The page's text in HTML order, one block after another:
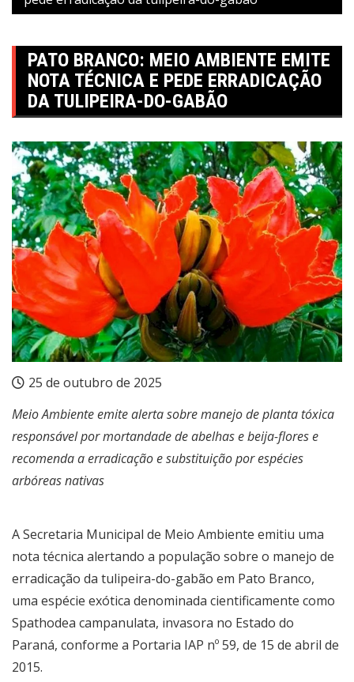
PATO BRANCO: MEIO AMBIENTE EMITE
NOTA TÉCNICA E PEDE ERRADICAÇÃO
DA TULIPEIRA-DO-GABÃO
25 de outubro de 2025
Meio Ambiente emite alerta sobre manejo de planta tóxica
responsável por mortandade de abelhas e beija-flores e
recomenda a erradicação e substituição por espécies
arbóreas nativas
A Secretaria Municipal de Meio Ambiente emitiu uma
nota técnica alertando a população sobre o manejo de
erradicação da tulipeira-do-gabão em Pato Branco,
uma espécie exótica denominada cientificamente como
Spathodea campanulata, invasora no Estado do
Paraná, conforme a Portaria IAP nº 59, de 15 de abril de
2015.